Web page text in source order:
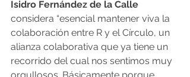
Isidro Fernández de la Calle
considera “esencial mantener viva la
colaboración entre R y el Círculo, un
alianza colaborativa que ya tiene un
recorrido del cual nos sentimos muy